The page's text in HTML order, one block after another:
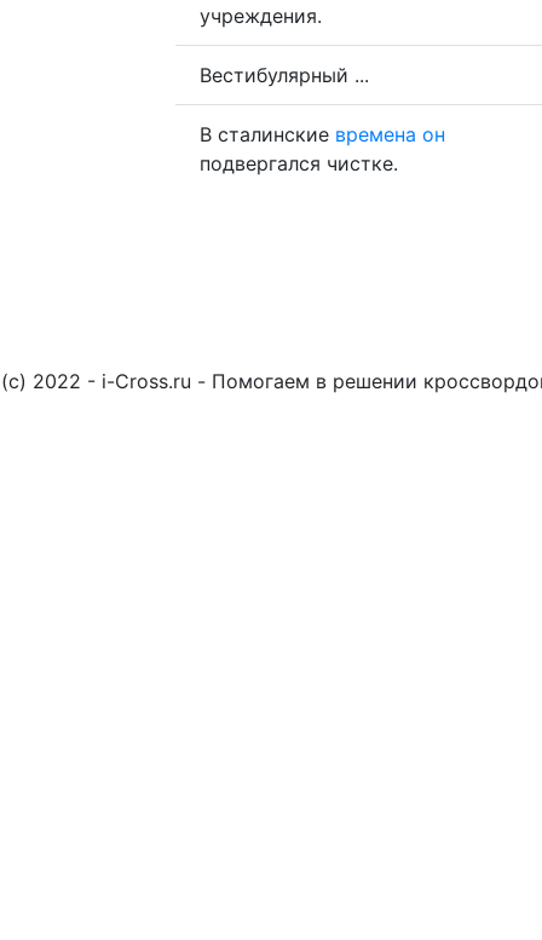
учреждения.
Вестибулярный ...
В сталинские времена он
подвергался чистке.
(c) 2022 - i-Cross.ru - Помогаем в решении